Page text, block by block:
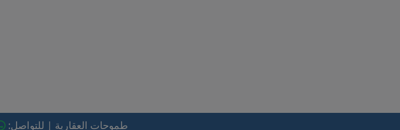
طموحات العقارية | للتواصل: